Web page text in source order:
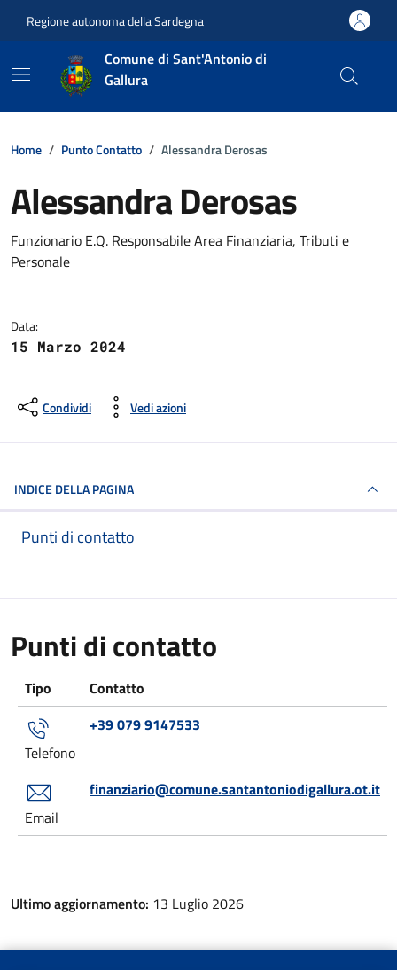
Regione autonoma della Sardegna
Comune di Sant'Antonio di
Gallura
Home Punto Contatto Alessandra Derosas
Alessandra Derosas
Dettagli della notizia
Funzionario E.Q. Responsabile Area Finanziaria, Tributi e
Personale
Data:
15 Marzo 2024
Condividi Vedi azioni
INDICE DELLA PAGINA
Punti di contatto
Punti di contatto
Tipo Contatto
Telefono
+39 079 9147533
Email
finanziario@comune.santantoniodigallura.ot.it
Ultimo aggiornamento: 13 Luglio 2026